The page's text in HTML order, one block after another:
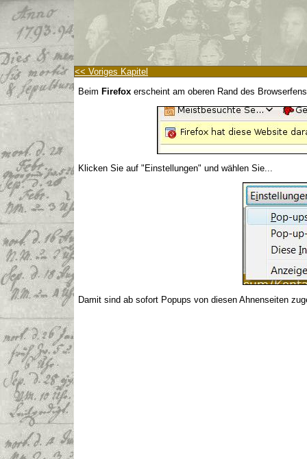
<< Voriges Kapitel
Beim Firefox erscheint am oberen Rand des
Klicken Sie auf "Einstellungen" und wählen Sie...
Damit sind ab sofort Popups von diesen Ahnenseiten